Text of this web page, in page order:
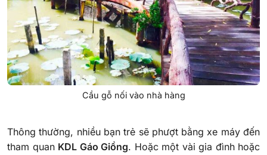
Cầu gỗ nối vào nhà hàng
Thông thường, nhiều bạn trẻ sẽ phượt bằng xe máy đến
tham quan KDL Gáo Giồng. Hoặc một vài gia đình hoặc